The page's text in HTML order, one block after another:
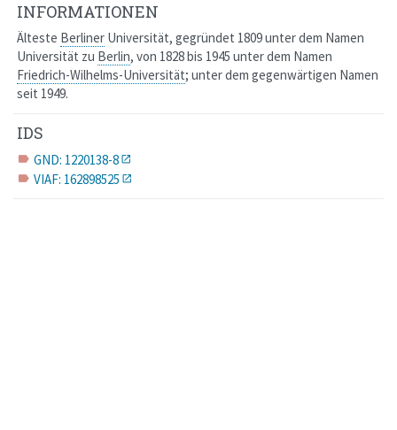
INFORMATIONEN
Älteste BerlinerUniversität, gegründet 1809 unter dem Namen
Universität zu Berlin, von 1828 bis 1945 unter dem Namen
Friedrich-Wilhelms-Universität; unter dem gegenwärtigen Namen
seit 1949.
IDS
label GND: 1220138-8
label VIAF: 162898525